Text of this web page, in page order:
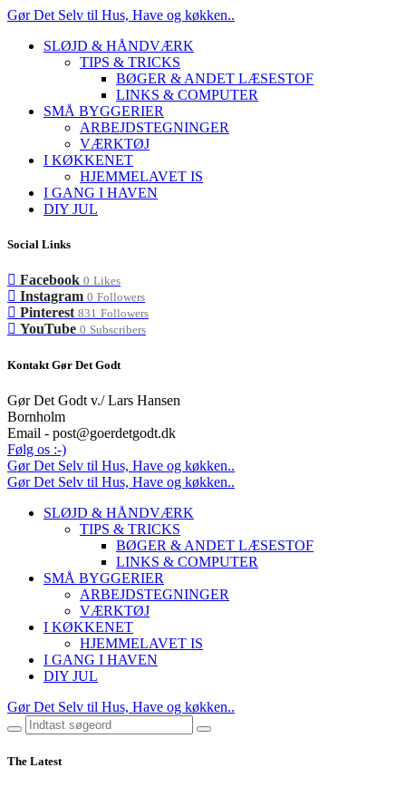
Gør Det Selv til Hus, Have og køkken..
SLØJD & HÅNDVÆRK
TIPS & TRICKS
BØGER & ANDET LÆSESTOF
LINKS & COMPUTER
SMÅ BYGGERIER
ARBEJDSTEGNINGER
VÆRKTØJ
I KØKKENET
HJEMMELAVET IS
I GANG I HAVEN
DIY JUL
Social Links
Facebook 0 Likes
Instagram 0 Followers
Pinterest 831 Followers
YouTube 0 Subscribers
Kontakt Gør Det Godt
Gør Det Godt v./ Lars Hansen
Bornholm
Email - post@goerdetgodt.dk
Følg os :-)
Gør Det Selv til Hus, Have og køkken..
Gør Det Selv til Hus, Have og køkken..
SLØJD & HÅNDVÆRK
TIPS & TRICKS
BØGER & ANDET LÆSESTOF
LINKS & COMPUTER
SMÅ BYGGERIER
ARBEJDSTEGNINGER
VÆRKTØJ
I KØKKENET
HJEMMELAVET IS
I GANG I HAVEN
DIY JUL
Gør Det Selv til Hus, Have og køkken..
The Latest